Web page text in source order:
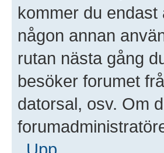
kommer du
någon annan
rutan nästa gång
besöker forumet
datorsal, osv. Om
Upp